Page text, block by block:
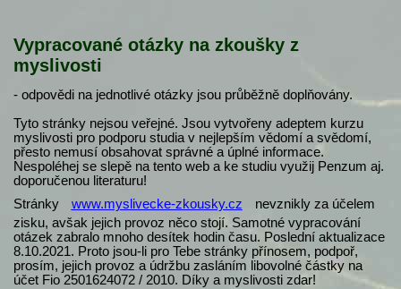
Vypracované otázky na zkoušky z
myslivosti
- odpovědi na jednotlivé otázky jsou průběžně doplňovány.
Tyto stránky nejsou veřejné. Jsou vytvořeny adeptem kurzu
myslivosti pro podporu studia v nejlepším vědomí a svědomí,
přesto nemusí obsahovat správné a úplné informace.
Nespoléhej se slepě na tento web a ke studiu využij Penzum aj.
doporučenou literaturu!
Stránky
www.myslivecke-zkousky.cz
nevznikly za účelem
zisku, avšak jejich provoz něco stojí. Samotné vypracování
otázek zabralo mnoho desítek hodin času. Poslední aktualizace
8.10.2021. Proto jsou-li pro Tebe stránky přínosem, podpoř,
prosím, jejich provoz a údržbu zasláním libovolné částky na
účet Fio 2501624072 / 2010. Díky a myslivosti zdar!